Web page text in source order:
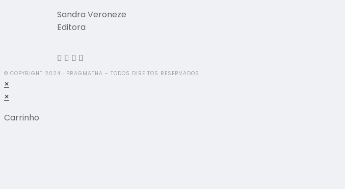
Sandra Veroneze
Editora
© COPYRIGHT 2024 · PRAGMATHA - TODOS DIREITOS RESERVADOS
×
×
Carrinho